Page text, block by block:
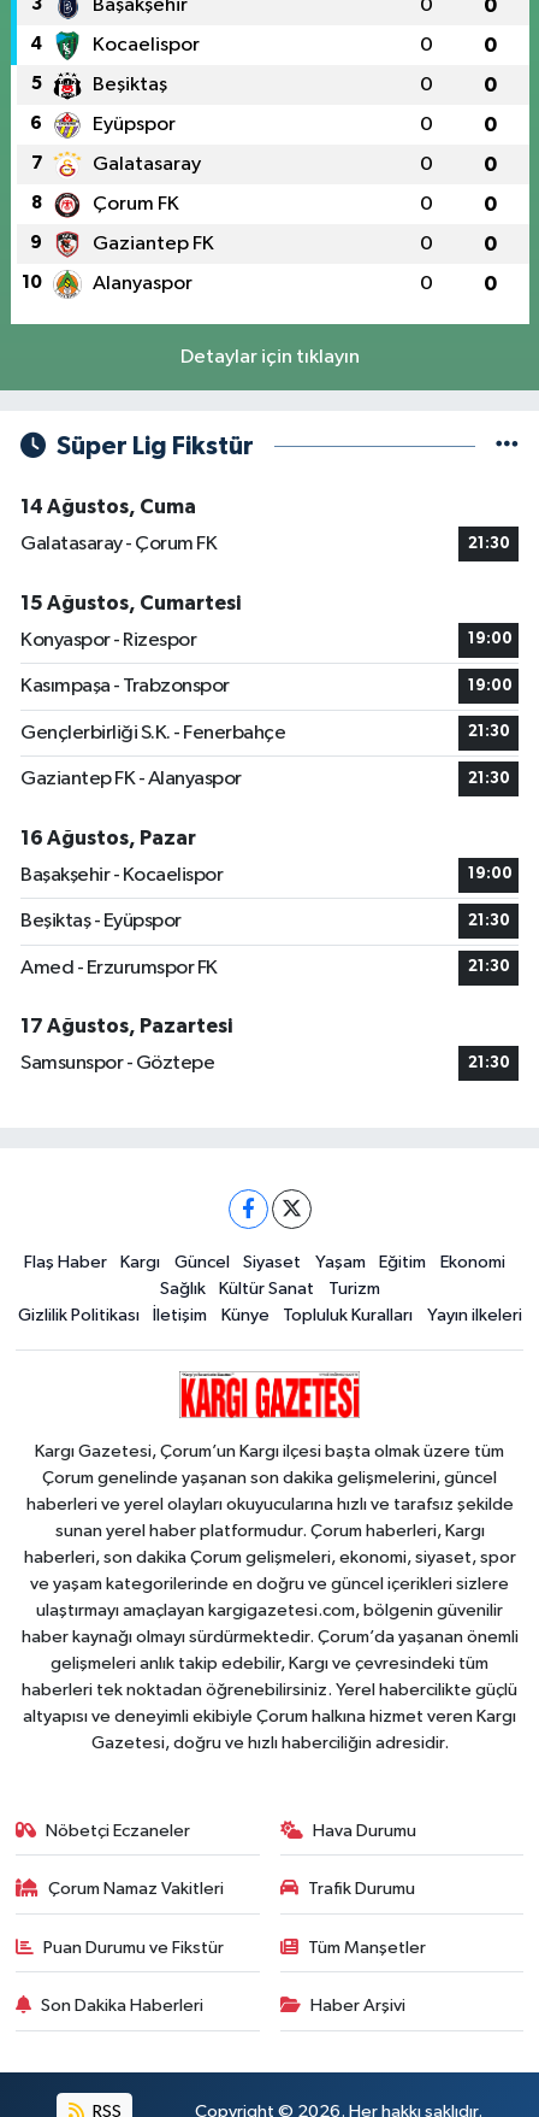
3 Başakşehir 0 0
4 Kocaelispor 0 0
5 Beşiktaş 0 0
6 Eyüpspor 0 0
7 Galatasaray 0 0
8 Çorum FK 0 0
9 Gaziantep FK 0 0
10 Alanyaspor 0 0
Detaylar için tıklayın
Süper Lig Fikstür
14 Ağustos, Cuma
Galatasaray - Çorum FK
21:30
15 Ağustos, Cumartesi
Konyaspor - Rizespor
19:00
Kasımpaşa - Trabzonspor 19:00
Gençlerbirliği S.K. - Fenerbahçe 21:30
Gaziantep FK - Alanyaspor 21:30
16 Ağustos, Pazar
Başakşehir - Kocaelispor
19:00
Beşiktaş - Eyüpspor 21:30
Amed - Erzurumspor FK 21:30
17 Ağustos, Pazartesi
Samsunspor - Göztepe
21:30
Flaş Haber Kargı Güncel Siyaset Yaşam Eğitim
Ekonomi
Sağlık
Kültür Sanat
Turizm
Gizlilik Politikası
İletişim Künye Topluluk Kuralları Yayın ilkeleri
Kargı Gazetesi, Çorum’un Kargı ilçesi başta olmak üzere tüm
Çorum genelinde yaşanan son dakika gelişmelerini, güncel
haberleri ve yerel olayları okuyucularına hızlı ve tarafsız şekilde
sunan yerel haber platformudur. Çorum haberleri, Kargı
haberleri, son dakika Çorum gelişmeleri, ekonomi, siyaset, spor
ve yaşam kategorilerinde en doğru ve güncel içerikleri sizlere
ulaştırmayı amaçlayan kargigazetesi.com, bölgenin güvenilir
haber kaynağı olmayı sürdürmektedir. Çorum’da yaşanan önemli
gelişmeleri anlık takip edebilir, Kargı ve çevresindeki tüm
haberleri tek noktadan öğrenebilirsiniz. Yerel habercilikte güçlü
altyapısı ve deneyimli ekibiyle Çorum halkına hizmet veren Kargı
Gazetesi, doğru ve hızlı haberciliğin adresidir.
Nöbetçi Eczaneler Hava Durumu
Çorum Namaz Vakitleri Trafik Durumu
Puan Durumu ve Fikstür Tüm Manşetler
Son Dakika Haberleri Haber Arşivi
RSS Copyright © 2026. Her hakkı saklıdır.